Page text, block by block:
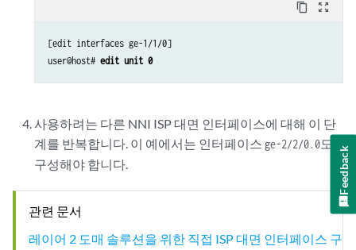
content_copy zoom_out_map
[edit interfaces ge-1/1/0]
user@host# edit unit 0
사용하려는 다른 NNI ISP 대면 인터페이스에 대해 이 단
계를 반복합니다. 이 예에서는 인터페이스 ge-2/2/0.0도
구성해야 합니다.
관련 문서
레이어 2 도매 솔루션을 위한 직접 ISP 대면 인터페이스 구
Feedback